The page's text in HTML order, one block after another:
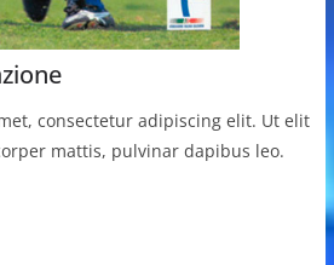
consectetur adipiscing elit. Ut elit
mattis, pulvinar dapibus leo.